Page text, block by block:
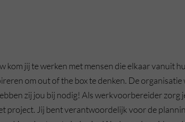
jij te werken met mensen die elkaar vanuit
om out of the box te denken. De organisatie
zij jou bij nodig! Als werkvoorbereider zorg
project. Jij bent verantwoordelijk voor de